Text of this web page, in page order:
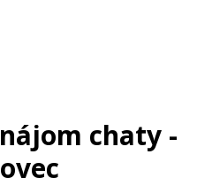
chaty -